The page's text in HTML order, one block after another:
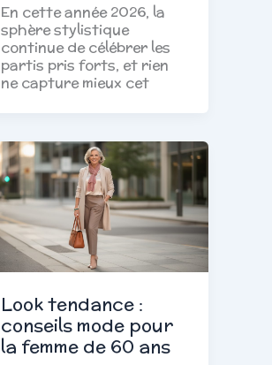
En cette année 2026, la
sphère stylistique
continue de célébrer les
partis pris forts, et rien
ne capture mieux cet
Look tendance :
conseils mode pour
la femme de 60 ans